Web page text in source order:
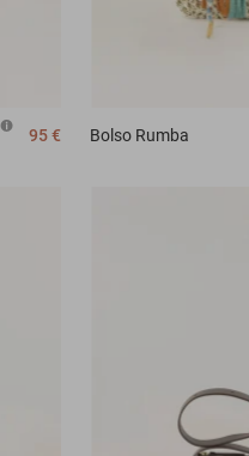
95 € Bolso Rumba